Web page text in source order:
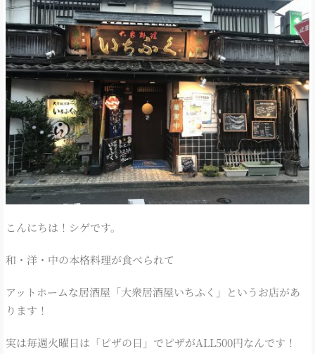
こんにちは！シゲです。
和・洋・中の本格料理が食べられて
アットホームな居酒屋「大衆居酒屋いちふく」というお店があ
ります！
実は毎週火曜日は「ピザの日」でピザがALL500円なんです！